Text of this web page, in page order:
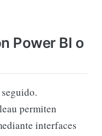
Power BI o
permiten
interfaces